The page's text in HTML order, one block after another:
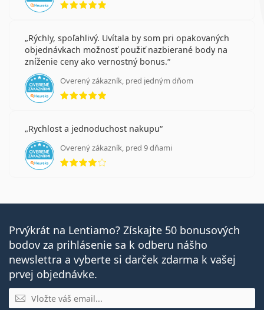
Rýchly, spoľahlivý. Uvítala by som pri opakovaných
objednávkach možnosť použiť nazbierané body na
zníženie ceny ako vernostný bonus.
Overený zákazník, pred jedným dňom
hodnotenie 5 z 5
Rychlost a jednoduchost nakupu
Overený zákazník, pred 9 dňami
hodnotenie 4 z 5
Prvýkrát na Lentiamo? Získajte 50 bonusových
bodov za prihlásenie sa k odberu nášho
newslettra a vyberte si darček zdarma k vašej
prvej objednávke.
E-mail